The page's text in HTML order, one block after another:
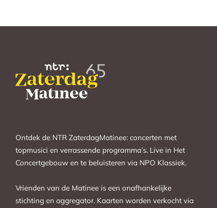
Ontdek de NTR ZaterdagMatinee: concerten met
topmusici en verrassende programma’s. Live in Het
Concertgebouw en te beluisteren via NPO Klassiek.
Vrienden van de Matinee is een onafhankelijke
stichting en aggregator. Kaarten worden verkocht via